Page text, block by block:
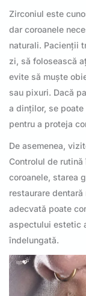
Zirconiul este
dar coroanele
naturali. Pacienții
zi, să folosească
evite să muște
sau pixuri. Dacă
a dinților, se
pentru a proteja
De asemenea,
Controlul de
coroanele, starea
restaurare
adecvată poate
aspectului estetic
îndelungată.